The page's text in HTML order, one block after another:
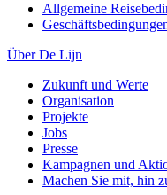
Allgemeine
Über De Lijn
Zukunft und Werte
Organisation
Projekte
Jobs
Presse
Kampagnen und
Machen Sie mit, hin